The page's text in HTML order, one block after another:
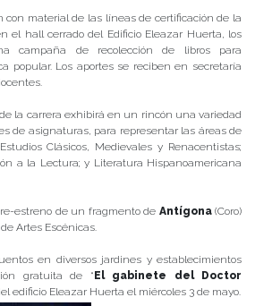
con material de las líneas de certificación de la
el hall cerrado del Edificio Eleazar Huerta, los
campaña de recolección de libros para
popular. Los aportes se reciben en secretaría
la carrera exhibirá en un rincón una variedad
de asignaturas, para representar las áreas de
Clásicos, Medievales y Renacentistas;
a la Lectura; y Literatura Hispanoamericana
estreno de un fragmento de Antígona(Coro)
Artes Escénicas.
en diversos jardines y establecimientos
gratuita de “El gabinete del Doctor
edificio Eleazar Huerta el miércoles 3 de mayo.